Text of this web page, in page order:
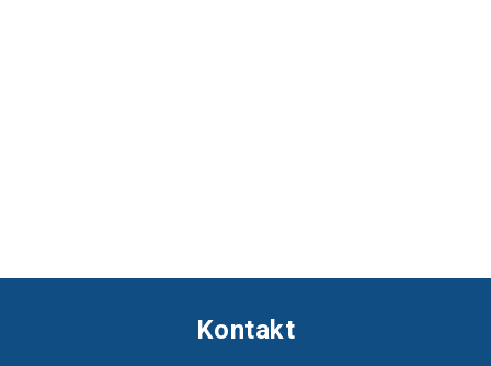
Kontakt